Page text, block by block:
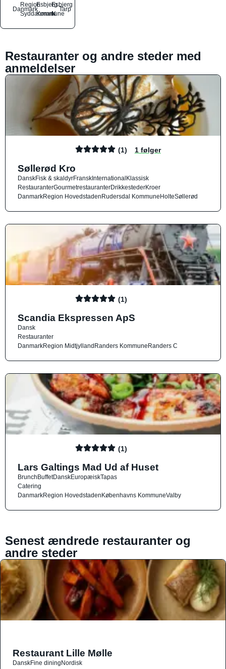
Danmark
Region
Syddanmark
Esbjerg
Kommune
Esbjerg
N
Tarp
Restauranter og andre steder med
anmeldelser
(1) 1 følger
Søllerød Kro
DanskFisk & skaldyrFranskInternationalKlassisk
RestauranterGourmetrestauranterDrikkestederKroer
DanmarkRegion HovedstadenRudersdal KommuneHolteSøllerød
(1)
Scandia Ekspressen ApS
Dansk
Restauranter
DanmarkRegion MidtjyllandRanders KommuneRanders C
(1)
Lars Galtings Mad Ud af Huset
BrunchBuffetDanskEuropæiskTapas
Catering
DanmarkRegion HovedstadenKøbenhavns KommuneValby
Senest ændrede restauranter og
andre steder
Restaurant Lille Mølle
DanskFine diningNordisk